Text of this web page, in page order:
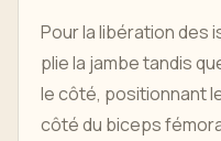
Pour la libération des
plie la jambe tandis
le côté, positionnant
côté du biceps